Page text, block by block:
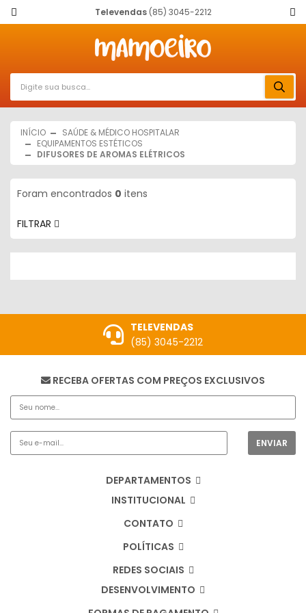
Televendas(85) 3045-2212
INÍCIO
SAÚDE & MÉDICO HOSPITALAR
EQUIPAMENTOS ESTÉTICOS
DIFUSORES DE AROMAS ELÉTRICOS
Foram encontrados 0 itens
FILTRAR
TELEVENDAS
(85) 3045-2212
RECEBA OFERTAS COM PREÇOS EXCLUSIVOS
DEPARTAMENTOS
INSTITUCIONAL
CONTATO
POLÍTICAS
REDES SOCIAIS
DESENVOLVIMENTO